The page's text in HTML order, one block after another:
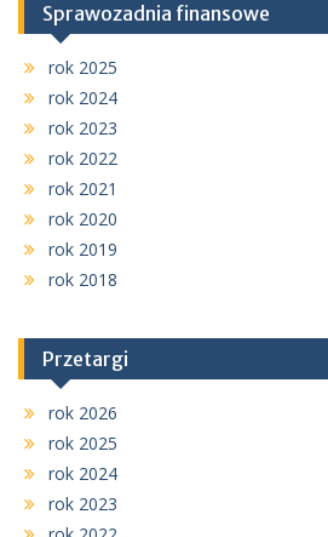
Sprawozadnia finansowe
rok 2025
rok 2024
rok 2023
rok 2022
rok 2021
rok 2020
rok 2019
rok 2018
Przetargi
rok 2026
rok 2025
rok 2024
rok 2023